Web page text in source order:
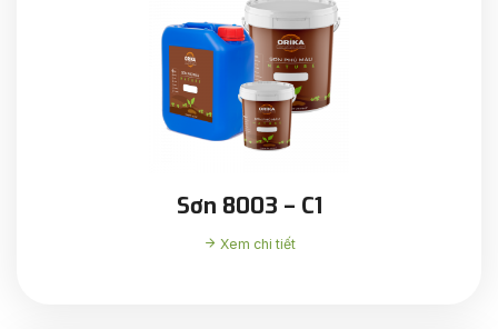
Sơn 8003 – C1
Xem chi tiết